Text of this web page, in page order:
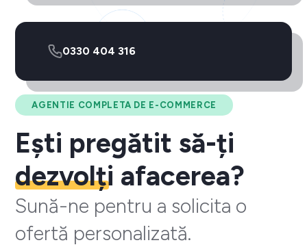
AGENTIE COMPLETA DE E-COMMERCE
Ești pregătit să-ți
dezvolți afacerea?
Sună-ne pentru a solicita o
ofertă personalizată.
0330 404 316